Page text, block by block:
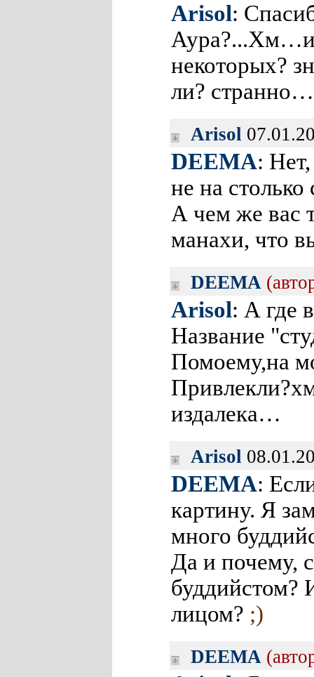
Arisol:
некоторых?
ли?
Arisol
DEEMA:
не на столько
А чем же вас
манахи, что
DEEMA
Arisol: А где
Название
Помоему,на
издалека…
Arisol
DEEMA:
картину. Я
много
Да и почему,
буддийстом?
лицом? ;)
DEEMA